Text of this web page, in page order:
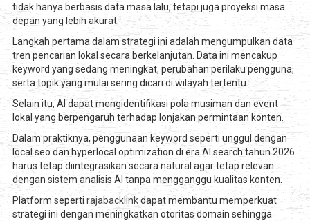
tidak hanya berbasis data masa lalu, tetapi juga proyeksi masa
depan yang lebih akurat.
Langkah pertama dalam strategi ini adalah mengumpulkan data
tren pencarian lokal secara berkelanjutan. Data ini mencakup
keyword yang sedang meningkat, perubahan perilaku pengguna,
serta topik yang mulai sering dicari di wilayah tertentu.
Selain itu, AI dapat mengidentifikasi pola musiman dan event
lokal yang berpengaruh terhadap lonjakan permintaan konten.
Dalam praktiknya, penggunaan keyword seperti unggul dengan
local seo dan hyperlocal optimization di era AI search tahun 2026
harus tetap diintegrasikan secara natural agar tetap relevan
dengan sistem analisis AI tanpa mengganggu kualitas konten.
Platform sepertirajabacklinkdapat membantu memperkuat
strategi ini dengan meningkatkan otoritas domain sehingga